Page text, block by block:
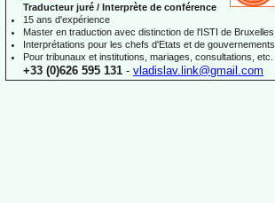
Traducteur juré / Interprète de conférence
15 ans d'expérience
Master en traduction avec distinction de l'ISTI de Bruxelles
Interprétations pour les chefs d'Etats et de gouvernements
Pour tribunaux et institutions , mariages, consultations, etc.
+33 (0)626 595 131 - vladislav.link@gmail.com